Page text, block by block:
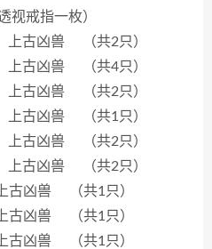
视戒指一枚）
古凶兽 （共2只）
古凶兽 （共4只）
古凶兽 （共2只）
古凶兽 （共1只）
古凶兽 （共2只）
古凶兽 （共2只）
古凶兽 （共1只）
古凶兽 （共1只）
古凶兽 （共1只）